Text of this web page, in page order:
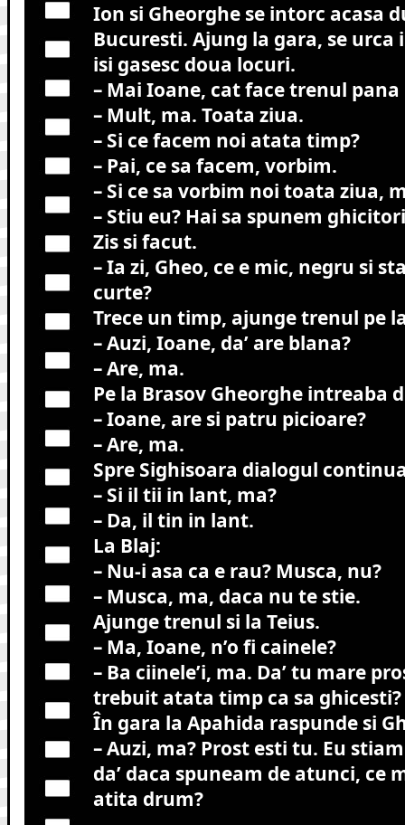
Ion si Gheorghe se intorc acasa
Bucuresti. Ajung la gara, se urca
isi gasesc doua locuri.
– Mai Ioane, cat face trenul pana
– Mult, ma. Toata ziua.
– Si ce facem noi atata timp?
– Pai, ce sa facem, vorbim.
– Si ce sa vorbim noi toata ziua,
– Stiu eu? Hai sa spunem
Zis si facut.
– Ia zi, Gheo, ce e mic, negru si
curte?
Trece un timp, ajunge trenul pe
– Auzi, Ioane, da’ are blana?
– Are, ma.
Pe la Brasov Gheorghe intreaba
– Ioane, are si patru picioare?
– Are, ma.
Spre Sighisoara dialogul
– Si il tii in lant, ma?
– Da, il tin in lant.
La Blaj:
– Nu-i asa ca e rau? Musca, nu?
– Musca, ma, daca nu te stie.
Ajunge trenul si la Teius.
– Ma, Ioane, n’o fi cainele?
– Ba ciinele’i, ma. Da’ tu mare
trebuit atata timp ca sa ghicesti?
În gara la Apahida raspunde si
– Auzi, ma? Prost esti tu. Eu
da’ daca spuneam de atunci, ce
atita drum?